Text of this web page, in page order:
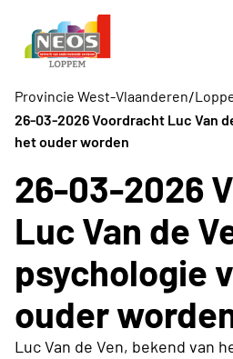
Provincie West-Vlaanderen/
26-03-2026 Voordracht Luc Van
het ouder worden
26-03-2026
Luc Van de
psychologie
ouder
Luc Van de Ven, bekend van